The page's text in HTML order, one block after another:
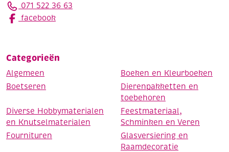
071 522 36 63
facebook
Categorieën
Algemeen
Boeken en Kleurboeken
Boetseren
Dierenpakketten en
toebehoren
Diverse Hobbymaterialen
en Knutselmaterialen
Feestmateriaal,
Schminken en Veren
Fournituren
Glasversiering en
Raamdecoratie